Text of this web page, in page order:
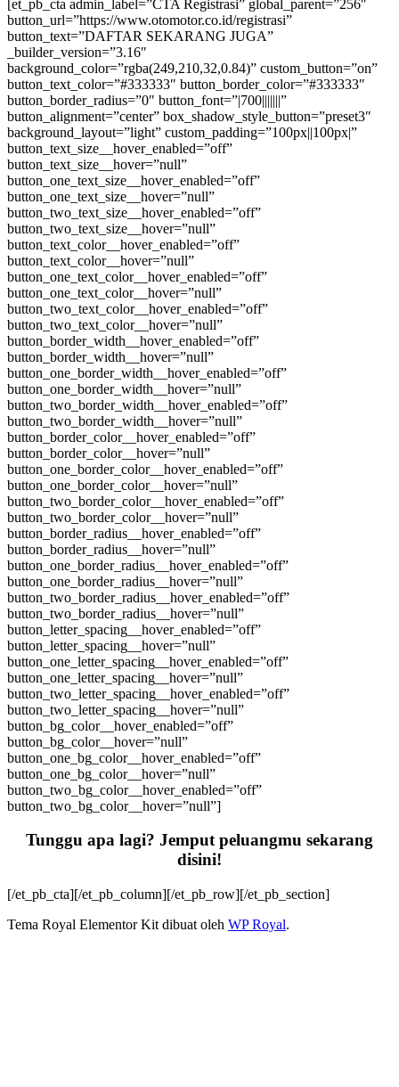
[et_pb_cta admin_label=”CTA Registrasi” global_parent=”256″
button_url=”https://www.otomotor.co.id/registrasi”
button_text=”DAFTAR SEKARANG JUGA”
_builder_version=”3.16″
background_color=”rgba(249,210,32,0.84)” custom_button=”on”
button_text_color=”#333333″ button_border_color=”#333333″
button_border_radius=”0″ button_font=”|700|||||||”
button_alignment=”center” box_shadow_style_button=”preset3″
background_layout=”light” custom_padding=”100px||100px|”
button_text_size__hover_enabled=”off”
button_text_size__hover=”null”
button_one_text_size__hover_enabled=”off”
button_one_text_size__hover=”null”
button_two_text_size__hover_enabled=”off”
button_two_text_size__hover=”null”
button_text_color__hover_enabled=”off”
button_text_color__hover=”null”
button_one_text_color__hover_enabled=”off”
button_one_text_color__hover=”null”
button_two_text_color__hover_enabled=”off”
button_two_text_color__hover=”null”
button_border_width__hover_enabled=”off”
button_border_width__hover=”null”
button_one_border_width__hover_enabled=”off”
button_one_border_width__hover=”null”
button_two_border_width__hover_enabled=”off”
button_two_border_width__hover=”null”
button_border_color__hover_enabled=”off”
button_border_color__hover=”null”
button_one_border_color__hover_enabled=”off”
button_one_border_color__hover=”null”
button_two_border_color__hover_enabled=”off”
button_two_border_color__hover=”null”
button_border_radius__hover_enabled=”off”
button_border_radius__hover=”null”
button_one_border_radius__hover_enabled=”off”
button_one_border_radius__hover=”null”
button_two_border_radius__hover_enabled=”off”
button_two_border_radius__hover=”null”
button_letter_spacing__hover_enabled=”off”
button_letter_spacing__hover=”null”
button_one_letter_spacing__hover_enabled=”off”
button_one_letter_spacing__hover=”null”
button_two_letter_spacing__hover_enabled=”off”
button_two_letter_spacing__hover=”null”
button_bg_color__hover_enabled=”off”
button_bg_color__hover=”null”
button_one_bg_color__hover_enabled=”off”
button_one_bg_color__hover=”null”
button_two_bg_color__hover_enabled=”off”
button_two_bg_color__hover=”null”]
Tunggu apa lagi? Jemput peluangmu sekarang
disini!
[/et_pb_cta][/et_pb_column][/et_pb_row][/et_pb_section]
Tema Royal Elementor Kit dibuat oleh WP Royal.